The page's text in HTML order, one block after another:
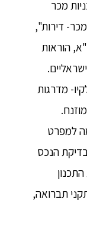
מכר
דירות",
הוראות
מדרגות
למפרט
הנכס
תברואה,